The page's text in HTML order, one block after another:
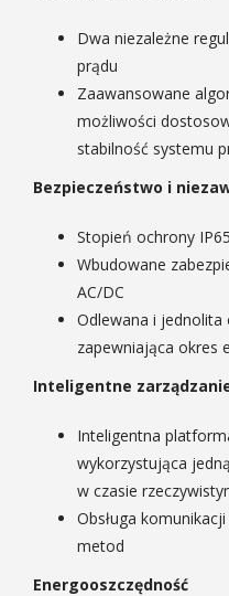
Dwa niezależne
prądu
Zaawansowane
możliwości
stabilność systemu
Bezpieczeństwo i
Stopień ochrony
Wbudowane
AC/DC
Odlewana i
zapewniająca okres
Inteligentne
Inteligentna
wykorzystująca
w czasie
Obsługa komunikacji
metod
Energooszczędność